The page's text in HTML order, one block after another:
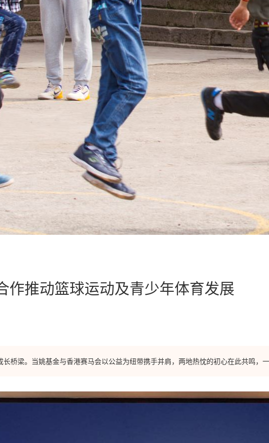
作推动篮球运动及青少年体育发展
桥梁。当姚基金与香港赛马会以公益为纽带携手并肩，两地热忱的初心在此共鸣，